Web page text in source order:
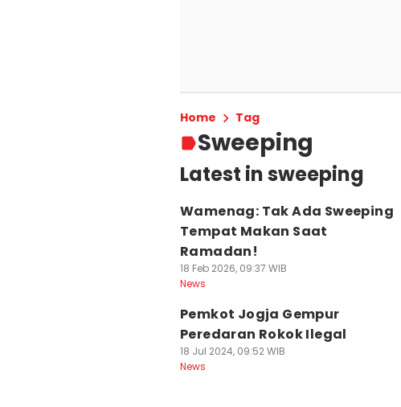
Home Tag
Sweeping
Latest in sweeping
Wamenag: Tak Ada Sweeping
Tempat Makan Saat
Ramadan!
18 Feb 2026, 09:37 WIB
News
Pemkot Jogja Gempur
Peredaran Rokok Ilegal
18 Jul 2024, 09:52 WIB
News